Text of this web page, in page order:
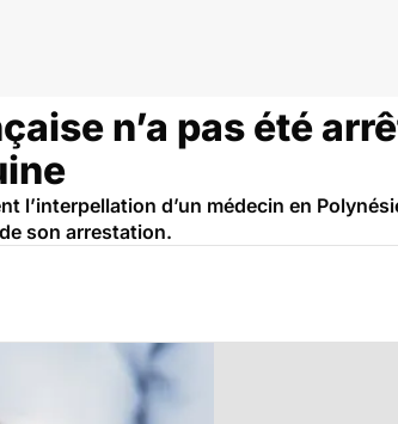
n’a pas été
l’interpellation d’un médecin en
son arrestation.